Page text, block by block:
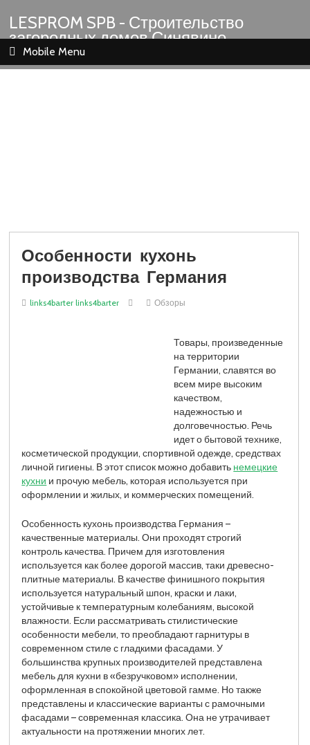
LESPROM SPB - Строительство
загородных домов Синявино
Шлиссельбург Кировск Назия
Mobile Menu
Особенности кухонь
производства Германия
links4barter links4barter Обзоры
Товары, произведенные
на территории
Германии, славятся во
всем мире высоким
качеством,
надежностью и
долговечностью. Речь
идет о бытовой технике,
косметической продукции, спортивной одежде, средствах
личной гигиены. В этот список можно добавить немецкие
кухни и прочую мебель, которая используется при
оформлении и жилых, и коммерческих помещений.
Особенность кухонь производства Германия –
качественные материалы. Они проходят строгий
контроль качества. Причем для изготовления
используется как более дорогой массив, таки древесно-
плитные материалы. В качестве финишного покрытия
используется натуральный шпон, краски и лаки,
устойчивые к температурным колебаниям, высокой
влажности. Если рассматривать стилистические
особенности мебели, то преобладают гарнитуры в
современном стиле с гладкими фасадами. У
большинства крупных производителей представлена
мебель для кухни в «безручковом» исполнении,
оформленная в спокойной цветовой гамме. Но также
представлены и классические варианты с рамочными
фасадами – современная классика. Она не утрачивает
актуальности на протяжении многих лет.